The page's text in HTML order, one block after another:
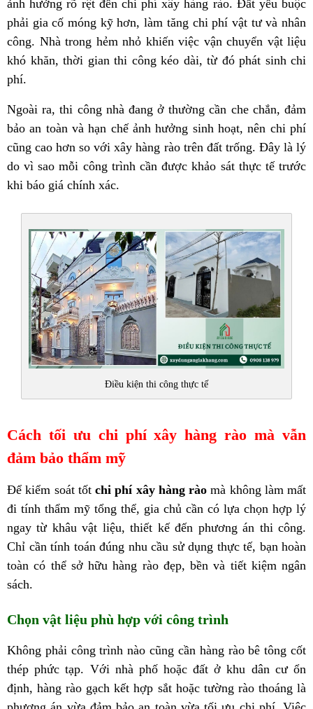
ảnh hưởng rõ rệt đến chi phí xây hàng rào. Đất yếu buộc
phải gia cố móng kỹ hơn, làm tăng chi phí vật tư và nhân
công. Nhà trong hẻm nhỏ khiến việc vận chuyển vật liệu
khó khăn, thời gian thi công kéo dài, từ đó phát sinh chi
phí.
Ngoài ra, thi công nhà đang ở thường cần che chắn, đảm
bảo an toàn và hạn chế ảnh hưởng sinh hoạt, nên chi phí
cũng cao hơn so với xây hàng rào trên đất trống. Đây là lý
do vì sao mỗi công trình cần được khảo sát thực tế trước
khi báo giá chính xác.
Điều kiện thi công thực tế
Cách tối ưu chi phí xây hàng rào mà vẫn
đảm bảo thẩm mỹ
Để kiểm soát tốt chi phí xây hàng rào mà không làm mất
đi tính thẩm mỹ tổng thể, gia chủ cần có lựa chọn hợp lý
ngay từ khâu vật liệu, thiết kế đến phương án thi công.
Chỉ cần tính toán đúng nhu cầu sử dụng thực tế, bạn hoàn
toàn có thể sở hữu hàng rào đẹp, bền và tiết kiệm ngân
sách.
Chọn vật liệu phù hợp với công trình
Không phải công trình nào cũng cần hàng rào bê tông cốt
thép phức tạp. Với nhà phố hoặc đất ở khu dân cư ổn
định, hàng rào gạch kết hợp sắt hoặc tường rào thoáng là